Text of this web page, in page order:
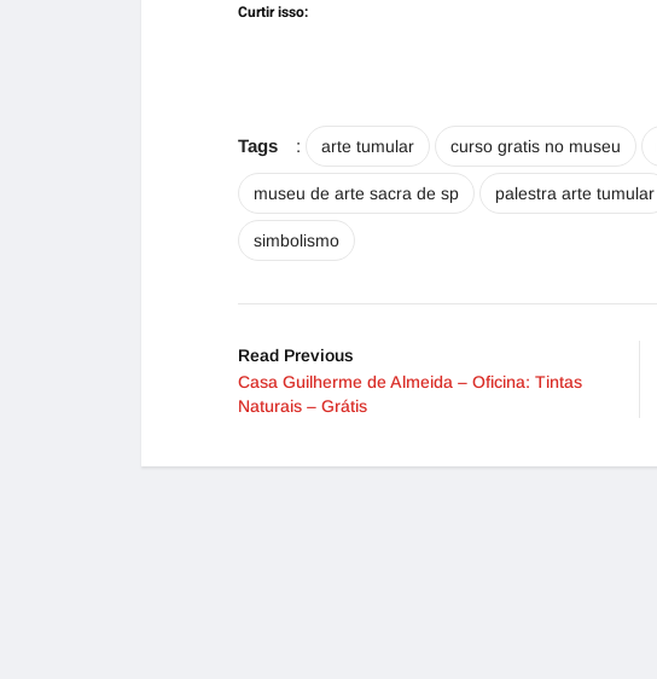
Curtir isso:
Tags : arte tumular curso gratis no museu
museu de arte sacra de sp palestra arte tumular
simbolismo
Read Previous
Casa Guilherme de Almeida – Oficina: Tintas
Naturais – Grátis